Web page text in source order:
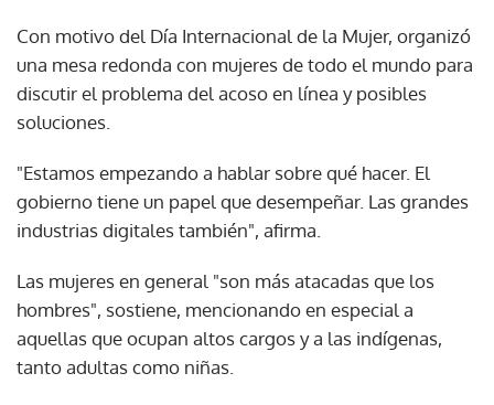
Con motivo del Día Internacional de la Mujer, organizó
una mesa redonda con mujeres de todo el mundo para
discutir el problema del acoso en línea y posibles
soluciones.
"Estamos empezando a hablar sobre qué hacer. El
gobierno tiene un papel que desempeñar. Las grandes
industrias digitales también", afirma.
Las mujeres en general "son más atacadas que los
hombres", sostiene, mencionando en especial a
aquellas que ocupan altos cargos y a las indígenas,
tanto adultas como niñas.